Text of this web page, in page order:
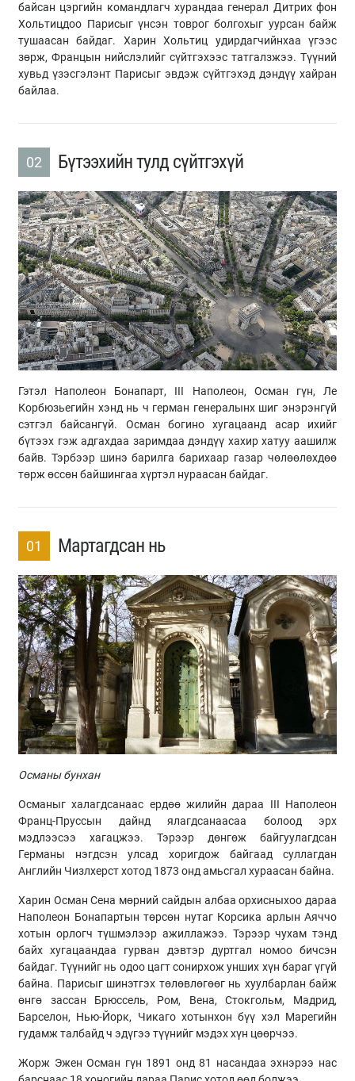
байсан цэргийн командлагч хурандаа генерал Дитрих фон
Хольтицдоо Парисыг үнсэн товрог болгохыг уурсан байж
тушаасан байдаг. Харин Хольтиц удирдагчийнхаа үгээс
зөрж, Францын нийслэлийг сүйтгэхээс татгалзжээ. Түүний
хувьд үзэсгэлэнт Парисыг эвдэж сүйтгэхэд дэндүү хайран
байлаа.
02 Бүтээхийн тулд сүйтгэхүй
Гэтэл Наполеон Бонапарт, III Наполеон, Осман гүн, Ле
Корбюзьегийн хэнд нь ч герман генералынх шиг энэрэнгүй
сэтгэл байсангүй. Осман богино хугацаанд асар ихийг
бүтээх гэж адгахдаа заримдаа дэндүү хахир хатуу аашилж
байв. Тэрбээр шинэ барилга барихаар газар чөлөөлөхдөө
төрж өссөн байшингаа хүртэл нураасан байдаг.
01 Мартагдсан нь
Османы бунхан
Османыг халагдсанаас ердөө жилийн дараа III Наполеон
Франц-Пруссын дайнд ялагдсанаасаа болоод эрх
мэдлээсээ хагацжээ. Тэрээр дөнгөж байгуулагдсан
Германы нэгдсэн улсад хоригдож байгаад суллагдан
Английн Чизлхерст хотод 1873 онд амьсгал хураасан байна.
Харин Осман Сена мөрний сайдын албаа орхисныхоо дараа
Наполеон Бонапартын төрсөн нутаг Корсика арлын Аяччо
хотын орлогч түшмэлээр ажиллажээ. Тэрээр чухам тэнд
байх хугацаандаа гурван дэвтэр дуртгал номоо бичсэн
байдаг. Түүнийг нь одоо цагт сонирхож унших хүн бараг үгүй
байна. Парисыг шинэтгэх төлөвлөгөөг нь хуулбарлан байж
өнгө зассан Брюссель, Ром, Вена, Стокгольм, Мадрид,
Барселон, Нью-Йорк, Чикаго хотынхон бүү хэл Марегийн
гудамж талбайд ч эдүгээ түүнийг мэдэх хүн цөөрчээ.
Жорж Эжен Осман гүн 1891 онд 81 насандаа эхнэрээ нас